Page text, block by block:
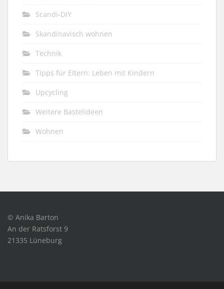
Scandi-DIY
Skandinavisch wohnen
Technik
Tipps für Eltern: Leben mit Kindern
Upcycling
Weitere Bastelideen
Wohnen
© Anika Barton
An der Ratsforst 9
21335 Lüneburg